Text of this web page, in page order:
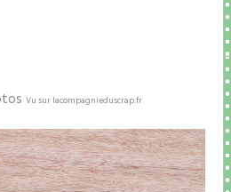
Vu sur lacompagnieduscrap.fr